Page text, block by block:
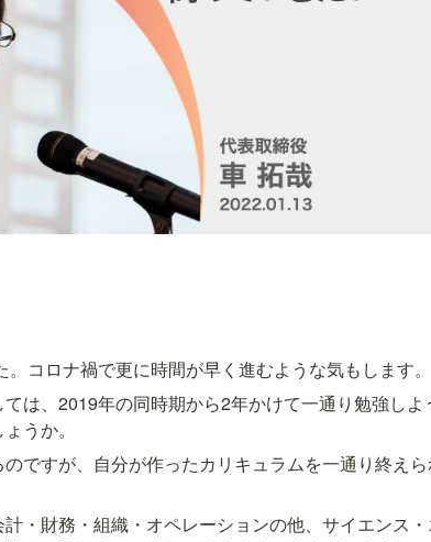
コロナ禍で更に時間が早く進むような気もします。
は、2019年の同時期から2年かけて一通り勉強しよ
うか。
ですが、自分が作ったカリキュラムを一通り終え
・財務・組織・オペレーションの他、サイエンス